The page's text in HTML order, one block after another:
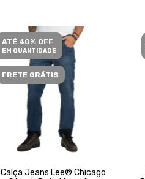
ATÉ 40% OFF
EM QUANTIDADE
FRETE GRÁTIS
Calça Jeans Lee® Chicago